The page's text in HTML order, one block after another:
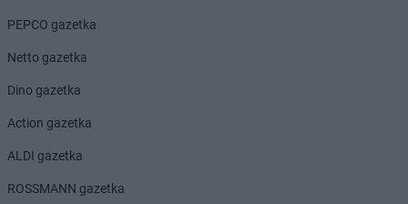
PEPCO gazetka
Netto gazetka
Dino gazetka
Action gazetka
ALDI gazetka
ROSSMANN gazetka